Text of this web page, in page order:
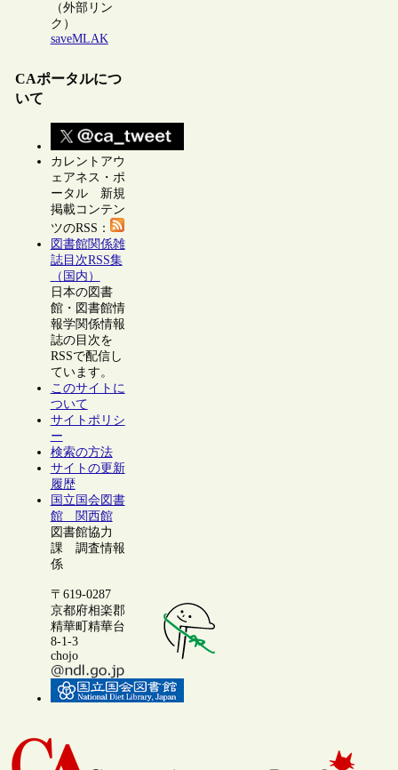
（外部リン
ク）
saveMLAK
CAポータルにつ
いて
カレントアウ
ェアネス・ポ
ータル 新規
掲載コンテン
ツのRSS：
図書館関係雑
誌目次RSS集
（国内）
日本の図書
館・図書館情
報学関係情報
誌の目次を
RSSで配信し
ています。
このサイトに
ついて
サイトポリシ
ー
検索の方法
サイトの更新
履歴
国立国会図書
館 関西館
図書館協力
課 調査情報
係
〒619-0287
京都府相楽郡
精華町精華台
8-1-3
chojo